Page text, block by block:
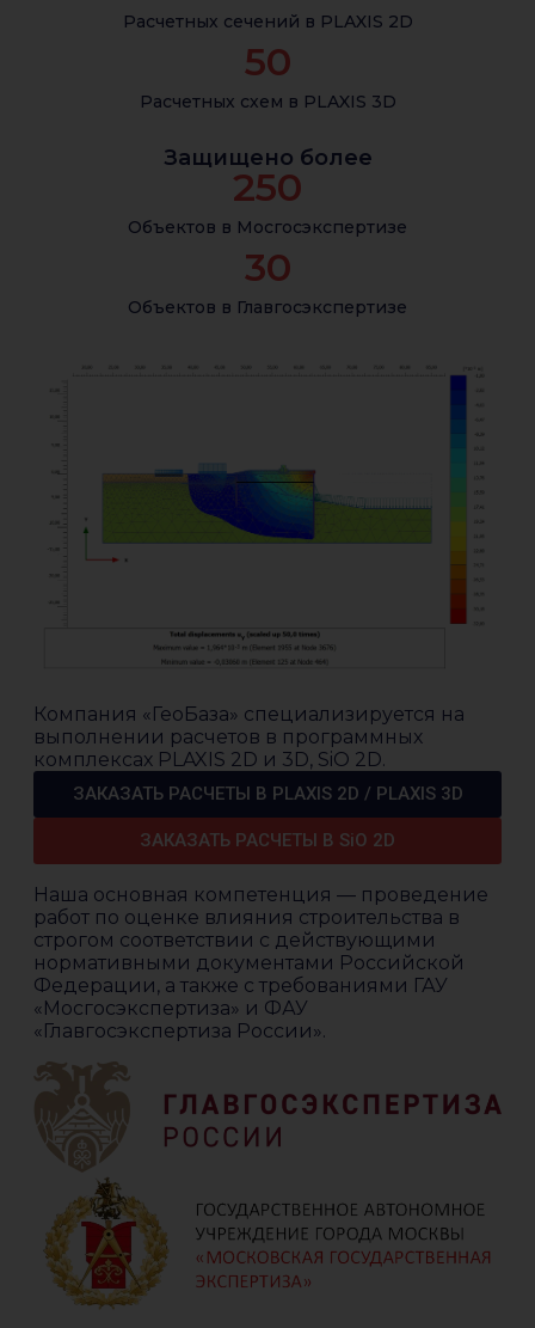
Расчетных сечений в PLAXIS 2D
Расчетных схем в PLAXIS 3D
50
Защищено более
Объектов в Мосгосэкспертизе
250
Объектов в Главгосэкспертизе
30
Компания «ГеоБаза» специализируется на
выполнении расчетов в программных
комплексах PLAXIS 2D и 3D, SiO 2D.
ЗАКАЗАТЬ РАСЧЕТЫ В PLAXIS 2D / PLAXIS 3D
ЗАКАЗАТЬ РАСЧЕТЫ В SiO 2D
Наша основная компетенция — проведение
работ по оценке влияния строительства в
строгом соответствии с действующими
нормативными документами Российской
Федерации, а также с требованиями ГАУ
«Мосгосэкспертиза» и ФАУ
«Главгосэкспертиза России».